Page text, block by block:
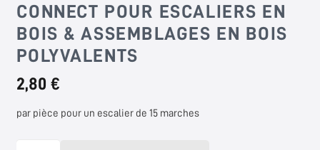
CONNECT POUR ESCALIERS EN
BOIS & ASSEMBLAGES EN BOIS
POLYVALENTS
2,80 €
par pièce pour un escalier de 15 marches